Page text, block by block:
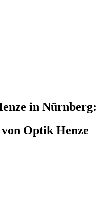
in Nürnberg:
Optik Henze